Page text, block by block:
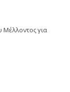
Μέλλοντος για